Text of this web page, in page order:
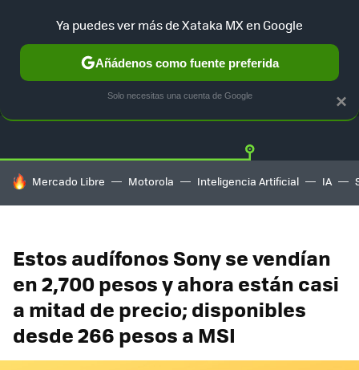
GUÍA DE COMPRAS MERCADO LIBRE
HOY SE HABLA DE
Mercado Libre Motorola Inteligencia Artificial IA
Estos audífonos Sony se vendían
en 2,700 pesos y ahora están casi
a mitad de precio; disponibles
desde 266 pesos a MSI
×
Ya puedes ver más de Xataka MX en Google
Añádenos como fuente preferida
Solo necesitas una cuenta de Google